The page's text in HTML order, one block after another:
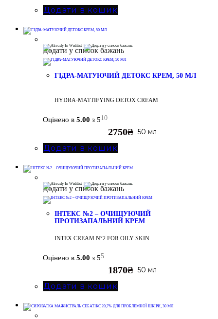
Додати в кошик
Додати у список бажань
ГІДРА-МАТУЮЧИЙ ДЕТОКС КРЕМ, 50 МЛ
HYDRA-MATTIFYING DETOX CREAM
Оцінено в 5.00 з 510
50 мл
2750₴
Додати в кошик
Додати у список бажань
ІНТЕКС №2 – ОЧИЩУЮЧИЙ
ПРОТИЗАПАЛЬНИЙ КРЕМ
INTEX CREAM N°2 FOR OILY SKIN
Оцінено в 5.00 з 55
50 мл
1870₴
Додати в кошик